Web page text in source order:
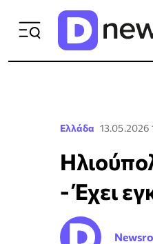
Ελλάδα 13.05.2026
- Έχει